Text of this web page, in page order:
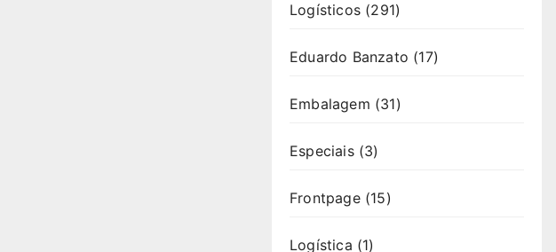
Logísticos (291)
Eduardo Banzato (17)
Embalagem (31)
Especiais(3)
Frontpage(15)
Logística (1)